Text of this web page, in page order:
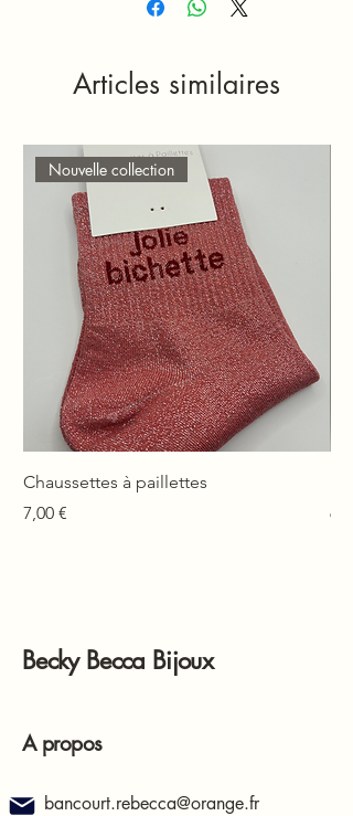
Articles similaires
Nouvelle collection
Chaussettes à paillettes
Prix
7,00 €
Prix
Becky Becca Bijoux
A propos
bancourt.rebecca@orange.fr